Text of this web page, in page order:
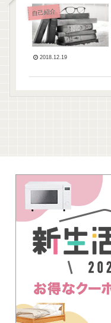
自己紹介
2018.12.19